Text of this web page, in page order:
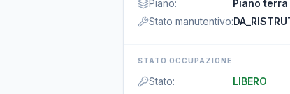
Piano:
Piano
Stato manutentivo:
STATO OCCUPAZIONE
Stato: LIBERO